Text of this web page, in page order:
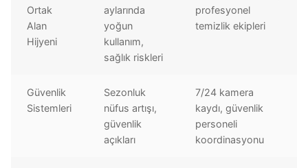
Ortak
Alan
Hijyeni
aylarında
yoğun
kullanım,
sağlık riskleri
profesyonel
temizlik ekipleri
Güvenlik
Sistemleri
Sezonluk
nüfus artışı,
güvenlik
açıkları
7/24 kamera
kaydı, güvenlik
personeli
koordinasyonu